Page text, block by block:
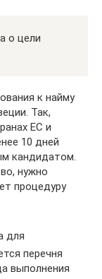
о цели
к найму
Так,
ЕС и
10 дней
кандидатом.
нужно
процедуру
для
перечня
выполнения